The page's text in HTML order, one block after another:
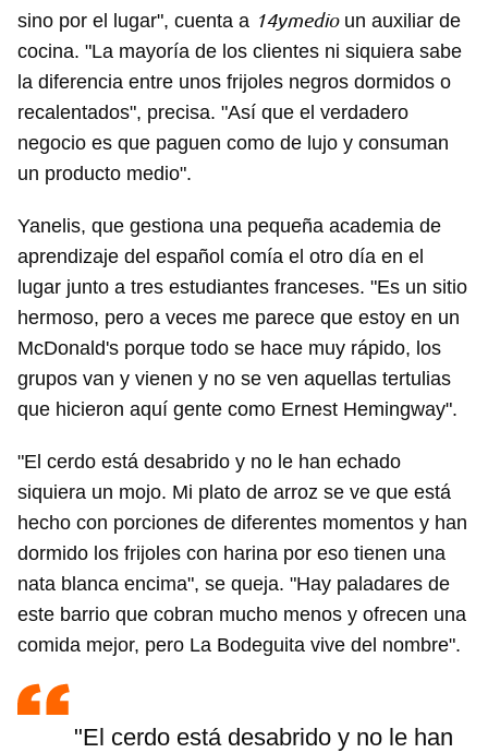
sino por el lugar", cuenta a 14ymedioun auxiliar de
cocina. "La mayoría de los clientes ni siquiera sabe
la diferencia entre unos frijoles negros dormidos o
recalentados", precisa. "Así que el verdadero
negocio es que paguen como de lujo y consuman
un producto medio".
Yanelis, que gestiona una pequeña academia de
aprendizaje del español comía el otro día en el
lugar junto a tres estudiantes franceses. "Es un sitio
hermoso, pero a veces me parece que estoy en un
McDonald's porque todo se hace muy rápido, los
grupos van y vienen y no se ven aquellas tertulias
que hicieron aquí gente como Ernest Hemingway".
"El cerdo está desabrido y no le han echado
siquiera un mojo. Mi plato de arroz se ve que está
hecho con porciones de diferentes momentos y han
dormido los frijoles con harina por eso tienen una
nata blanca encima", se queja. "Hay paladares de
este barrio que cobran mucho menos y ofrecen una
comida mejor, pero La Bodeguita vive del nombre".
"El cerdo está desabrido y no le han